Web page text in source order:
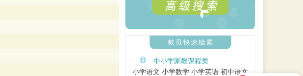
中小学家教课程类
小学语文 小学数学 小学英语 初中语文